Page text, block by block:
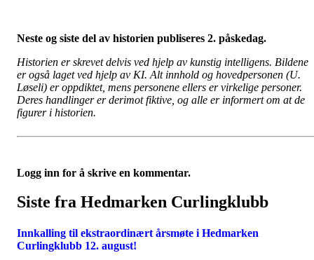
Neste og siste del av historien publiseres 2. påskedag.
Historien er skrevet delvis ved hjelp av kunstig intelligens. Bildene
er også laget ved hjelp av KI. Alt innhold og hovedpersonen (U.
Løseli) er oppdiktet, mens personene ellers er virkelige personer.
Deres handlinger er derimot fiktive, og alle er informert om at de
figurer i historien.
Logg inn for å skrive en kommentar.
Siste fra Hedmarken Curlingklubb
Innkalling til ekstraordinært årsmøte i Hedmarken
Curlingklubb 12. august!